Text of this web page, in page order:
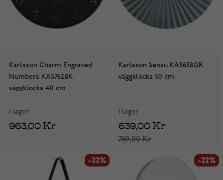
Karlsson Charm Engraved
Numbers KA5762BK
väggklocka 40 cm
I lager
963,00 Kr
Karlsson Sensu KA5658GR
väggklocka 50 cm
I lager
769,00 Kr
639,00 Kr
-22%
-22% -22%
-22%